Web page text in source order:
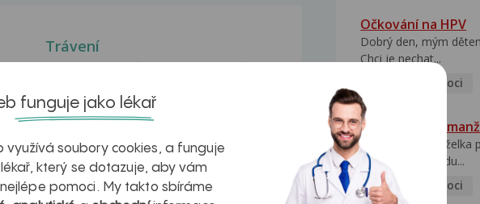
Trávení
Dobrý den, chtěla bych poradit, čím
Porucha trávení
špatného trávení. Chtěl...
Obtížné trávení
Očkování na HPV
Dobrý den, mým
Chci je nechat...
Pohlavní nemoci
HPV pozitivní
Dobrý den, manželka
přivezla z Východu...
Pohlavní nemoci
funguje jako lékař
využívá soubory cookies, a funguje
který se dotazuje, aby vám
pomoci. My takto sbíráme